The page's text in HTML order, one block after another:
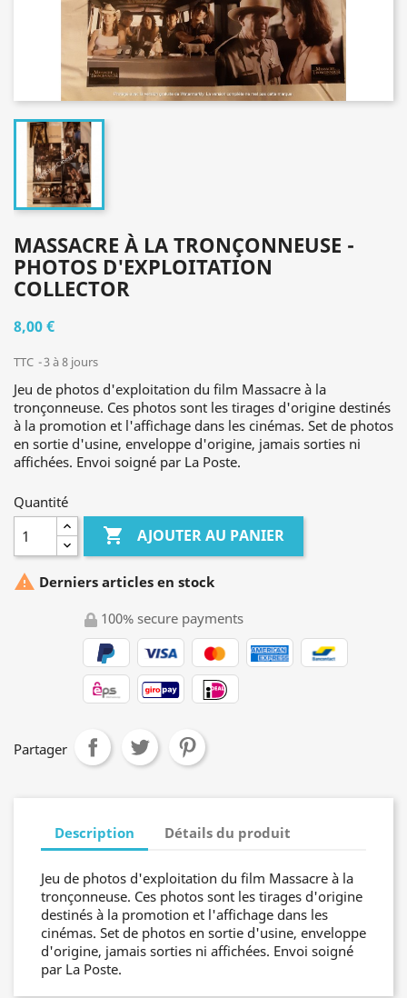
MASSACRE À LA TRONÇONNEUSE -
PHOTOS D'EXPLOITATION
COLLECTOR
8,00 €
TTC 3 à 8 jours
Jeu de photos d'exploitation du film Massacre à la
tronçonneuse. Ces photos sont les tirages d'origine destinés
à la promotion et l'affichage dans les cinémas. Set de photos
en sortie d'usine, enveloppe d'origine, jamais sorties ni
affichées. Envoi soigné par La Poste.
Quantité
 AJOUTER AU PANIER
 Derniers articles en stock
100% secure payments
Partager
Description Détails du produit
Jeu de photos d'exploitation du film Massacre à la
tronçonneuse. Ces photos sont les tirages d'origine
destinés à la promotion et l'affichage dans les
cinémas. Set de photos en sortie d'usine, enveloppe
d'origine, jamais sorties ni affichées. Envoi soigné
par La Poste.